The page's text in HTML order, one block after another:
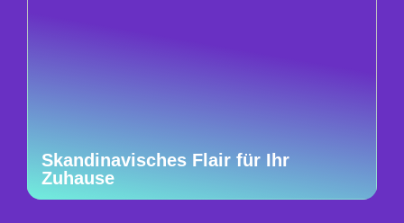
Skandinavisches Flair für Ihr
Zuhause